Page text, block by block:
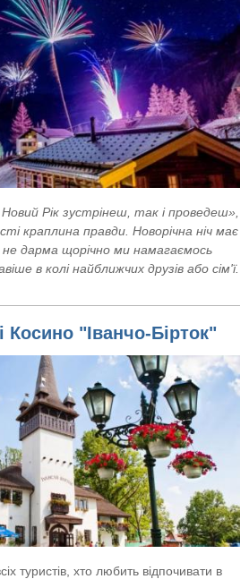
Рік зустрінеш, так і проведеш»,
краплина правди. Новорічна ніч має
не дарма щорічно ми намагаємось
в колі найближчих друзів або сім'ї.
Косино "Іванчо-Бірток"
туристів, хто любить відпочивати в